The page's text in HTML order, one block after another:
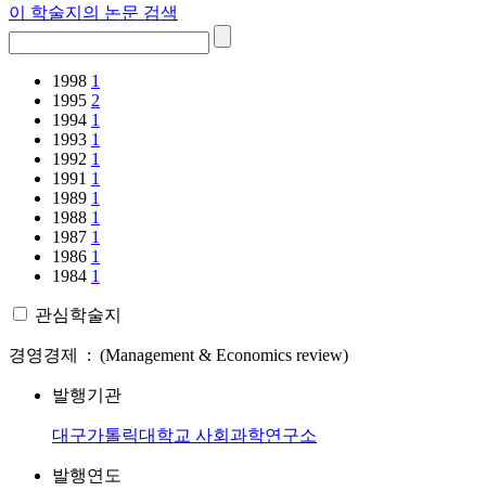
이 학술지의 논문 검색
1998 1
1995 2
1994 1
1993 1
1992 1
1991 1
1989 1
1988 1
1987 1
1986 1
1984 1
관심학술지
경영경제 : (Management & Economics review)
발행기관
대구가톨릭대학교 사회과학연구소
발행연도